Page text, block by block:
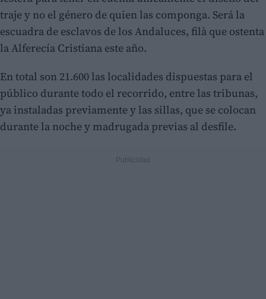
traje y no el género de quien las componga. Será la
escuadra de esclavos de los Andaluces, filà que ostenta
la Alferecía Cristiana este año.
En total son 21.600 las localidades dispuestas para el
público durante todo el recorrido, entre las tribunas,
ya instaladas previamente y las sillas, que se colocan
durante la noche y madrugada previas al desfile.